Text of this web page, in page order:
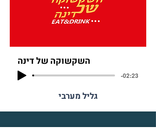
השקשוקה של דינה
-02:23
גליל מערבי